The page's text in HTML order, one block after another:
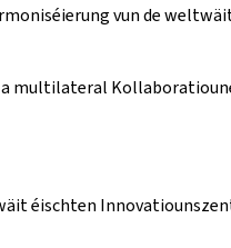
vun de
multilateral
éischten